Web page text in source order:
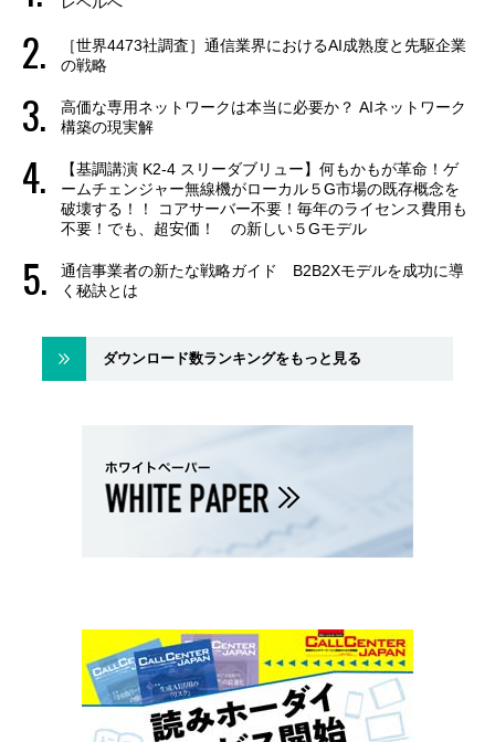
［世界4473社調査］通信業界におけるAI成熟度と先駆企業
の戦略
高価な専用ネットワークは本当に必要か？ AIネットワーク
構築の現実解
【基調講演 K2-4 スリーダブリュー】何もかもが革命！ゲ
ームチェンジャー無線機がローカル５G市場の既存概念を
破壊する！！ コアサーバー不要！毎年のライセンス費用も
不要！でも、超安価！ の新しい５Gモデル
通信事業者の新たな戦略ガイド B2B2Xモデルを成功に導
く秘訣とは
ダウンロード数ランキングをもっと見る